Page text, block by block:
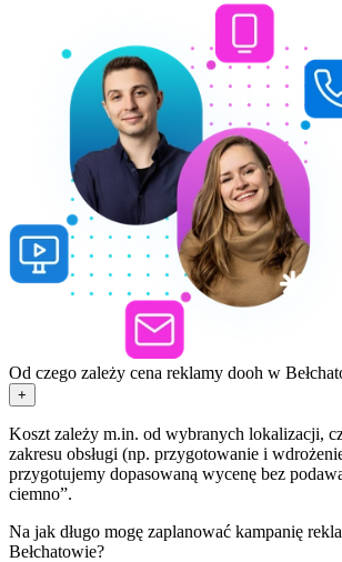
Od czego zależy cena reklamy dooh w
+
Koszt zależy m.in. od wybranych lokalizacji,
zakresu obsługi (np. przygotowanie i
przygotujemy dopasowaną wycenę bez
ciemno”.
Na jak długo mogę zaplanować kampanię
Bełchatowie?